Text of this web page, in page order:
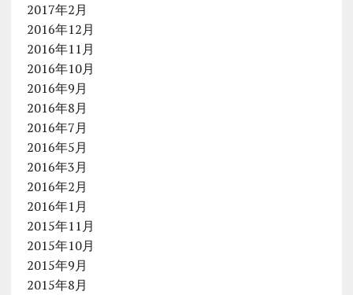
2017年2月
2016年12月
2016年11月
2016年10月
2016年9月
2016年8月
2016年7月
2016年5月
2016年3月
2016年2月
2016年1月
2015年11月
2015年10月
2015年9月
2015年8月